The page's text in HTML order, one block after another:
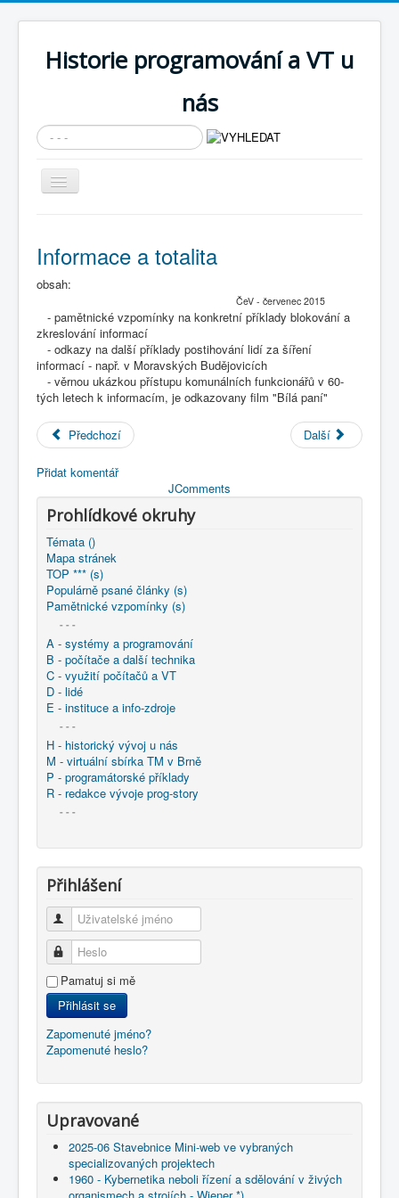
Historie programování a VT u
nás
Vyhledávání...
Přepnout
navigaci
Cíle expozice
PRŮVODCE EXPOZICÍ
Současnost SW a IT
KNIHOVNA
Historické počítače
COBOL
O nás
Úvod
Informace a totalita
obsah:
ČeV - červenec 2015
- pamětnické vzpomínky na konkretní příklady blokování a
zkreslování informací
- odkazy na další příklady postihování lidí za šíření
informací - např. v Moravských Budějovicích
- věrnou ukázkou přístupu komunálních funkcionářů v 60-
tých letech k informacím, je odkazovany film "Bílá paní"
Předchozí Další
Přidat komentář
JComments
Prohlídkové okruhy
Témata ()
Mapa stránek
TOP *** (s)
Populárně psané články (s)
Pamětnické vzpomínky (s)
- - -
A - systémy a programování
B - počítače a další technika
C - využití počítačů a VT
D - lidé
E - instituce a info-zdroje
- - -
H - historický vývoj u nás
M - virtuální sbírka TM v Brně
P - programátorské příklady
R - redakce vývoje prog-story
- - -
Přihlášení
Uživatelské jméno
Heslo
Pamatuj si mě
Přihlásit se
Zapomenuté jméno?
Zapomenuté heslo?
Upravované
2025-06 Stavebnice Mini-web ve vybraných
specializovaných projektech
1960 - Kybernetika neboli řízení a sdělování v živých